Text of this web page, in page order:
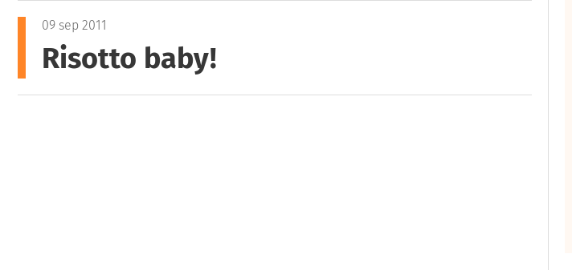
09 sep 2011
Risotto baby!